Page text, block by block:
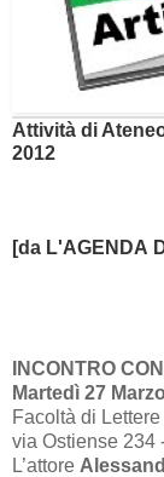
Attività di
2012
[da L'AGENDA
INCONTRO
Martedì 27
Facoltà di
via Ostiense 234
L’attore